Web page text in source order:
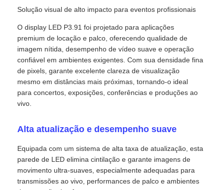
Para casa
Produtos
Vídeos
Solução visual de alto impacto para eventos profissionais
O display LED P3.91 foi projetado para aplicações
premium de locação e palco, oferecendo qualidade de
imagem nítida, desempenho de vídeo suave e operação
confiável em ambientes exigentes. Com sua densidade fina
de pixels, garante excelente clareza de visualização
mesmo em distâncias mais próximas, tornando-o ideal
para concertos, exposições, conferências e produções ao
vivo.
Alta atualização e desempenho suave
Equipada com um sistema de alta taxa de atualização, esta
parede de LED elimina cintilação e garante imagens de
movimento ultra-suaves, especialmente adequadas para
transmissões ao vivo, performances de palco e ambientes